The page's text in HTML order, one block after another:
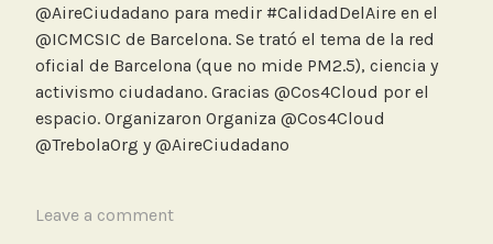
@AireCiudadano para medir #CalidadDelAire en el
@ICMCSIC de Barcelona. Se trató el tema de la red
oficial de Barcelona (que no mide PM2.5), ciencia y
activismo ciudadano. Gracias @Cos4Cloud por el
espacio. Organizaron Organiza @Cos4Cloud
@TrebolaOrg y @AireCiudadano
TLeave a comment